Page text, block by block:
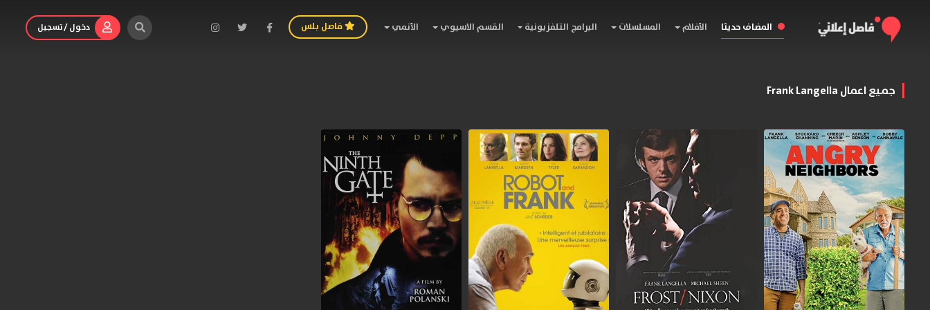
المضاف حديثا الأفلام المسلسلات البرامج التلفزيونية القسم الاسيوي الأنمي فاصل بلس دخول / تسجيل
جميع اعمال Frank Langella